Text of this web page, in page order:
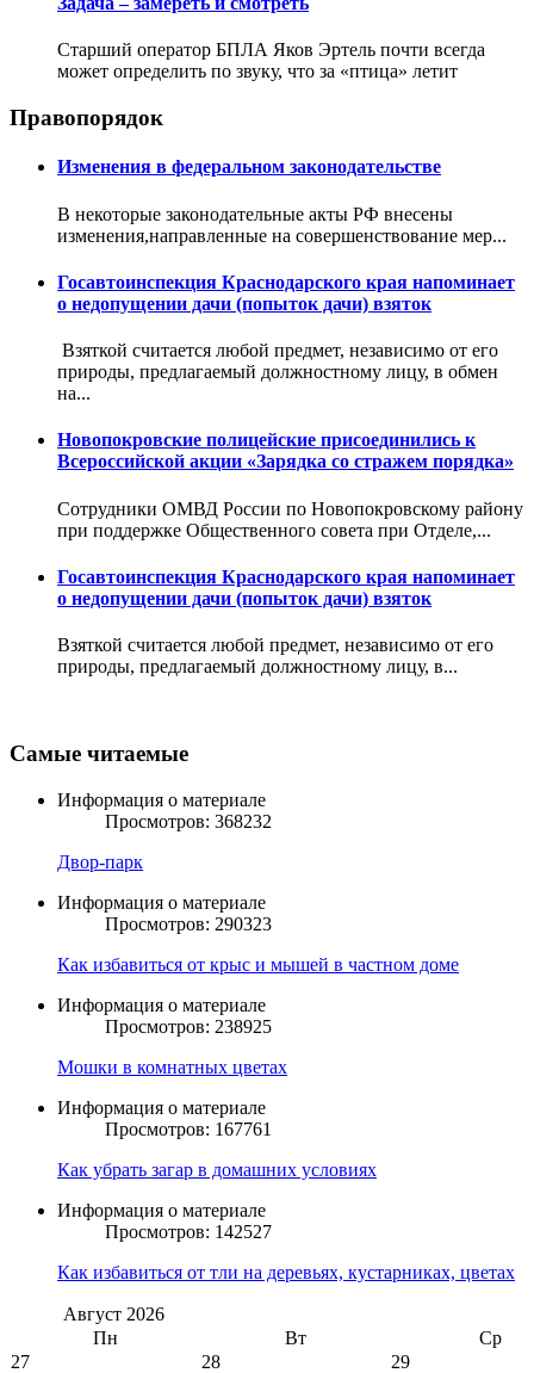
Старший оператор БПЛА Яков Эртель почти всегда
может определить по звуку, что за «птица» летит
Правопорядок
Изменения в федеральном законодательстве
В некоторые законодательные акты РФ внесены
изменения,направленные на совершенствование мер...
Госавтоинспекция Краснодарского края напоминает
о недопущении дачи (попыток дачи) взяток
Взяткой считается любой предмет, независимо от его
природы, предлагаемый должностному лицу, в обмен
на...
Новопокровские полицейские присоединились к
Всероссийской акции «Зарядка со стражем порядка»
Сотрудники ОМВД России по Новопокровскому району
при поддержке Общественного совета при Отделе,...
Госавтоинспекция Краснодарского края напоминает
о недопущении дачи (попыток дачи) взяток
Взяткой считается любой предмет, независимо от его
природы, предлагаемый должностному лицу, в...
Самые читаемые
Информация о материале
Просмотров: 368232
Двор-парк
Информация о материале
Просмотров: 290323
Как избавиться от крыс и мышей в частном доме
Информация о материале
Просмотров: 238925
Мошки в комнатных цветах
Информация о материале
Просмотров: 167761
Как убрать загар в домашних условиях
Информация о материале
Просмотров: 142527
Как избавиться от тли на деревьях, кустарниках, цветах
Август 2026
Пн
Вт
Ср
27
28 29